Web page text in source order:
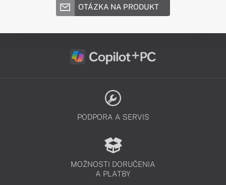
OTÁZKA NA PRODUKT
PODPORA A SERVIS
MOŽNOSTI DORUČENIA
A PLATBY